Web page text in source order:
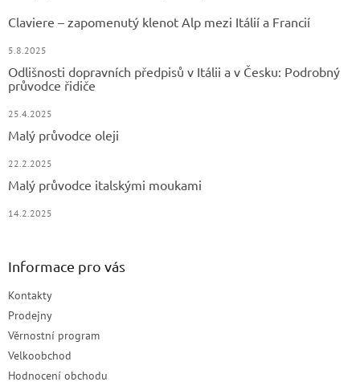
Claviere – zapomenutý klenot Alp mezi Itálií a Francií
5.8.2025
Odlišnosti dopravních předpisů v Itálii a v Česku: Podrobný
průvodce řidiče
25.4.2025
Malý průvodce oleji
22.2.2025
Malý průvodce italskými moukami
14.2.2025
Informace pro vás
Kontakty
Prodejny
Věrnostní program
Velkoobchod
Hodnocení obchodu